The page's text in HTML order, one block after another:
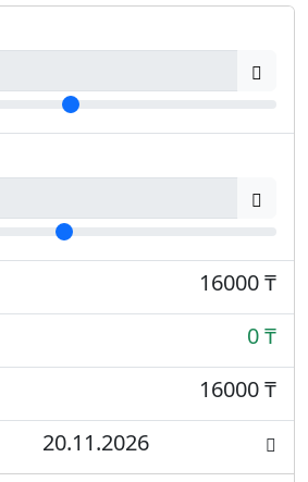
16000 ₸
0 ₸
16000 ₸
20.11.2026